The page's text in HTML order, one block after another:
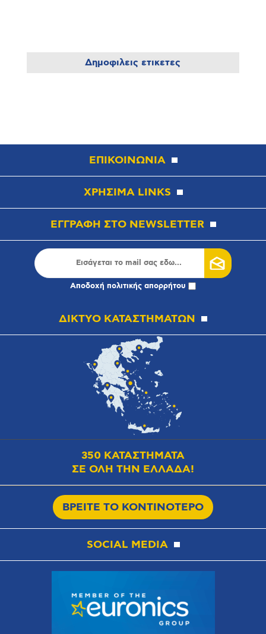
Δημοφιλεις ετικετες
ΕΠΙΚΟΙΝΩΝΙΑ
ΧΡΗΣΙΜΑ LINKS
ΕΓΓΡΑΦΗ ΣΤΟ NEWSLETTER
Αποδοχή πολιτικής απορρήτου
ΔΙΚΤΥΟ ΚΑΤΑΣΤΗΜΑΤΩΝ
350 ΚΑΤΑΣΤΗΜΑΤΑ
ΣΕ ΟΛΗ ΤΗΝ ΕΛΛΑΔΑ!
ΒΡΕΙΤΕ ΤΟ ΚΟΝΤΙΝΟΤΕΡΟ
SOCIAL MEDIA